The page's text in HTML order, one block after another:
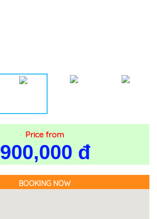
Price from
900,000 đ
BOOKING NOW